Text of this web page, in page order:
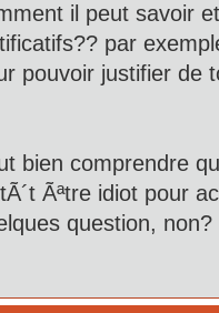
il peut savoir
par
pouvoir justifier de
bien comprendre
Ãªtre idiot pour
question, non?